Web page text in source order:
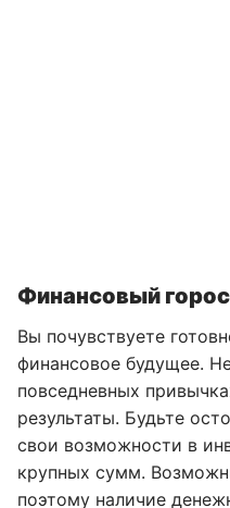
Финансовый
Вы почувствуете
финансовое будущее.
повседневных
результаты. Будьте
свои возможности в
крупных сумм.
поэтому наличие